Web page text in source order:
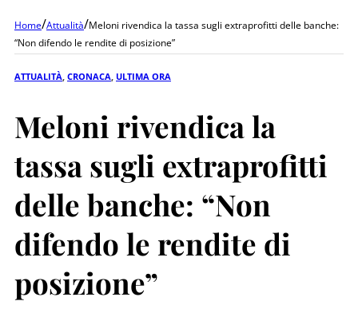
Home/Attualità/Meloni rivendica la tassa sugli extraprofitti delle banche:
“Non difendo le rendite di posizione”
ATTUALITÀ CRONACA ULTIMA ORA
Meloni rivendica la
tassa sugli extraprofitti
delle banche: “Non
difendo le rendite di
posizione”